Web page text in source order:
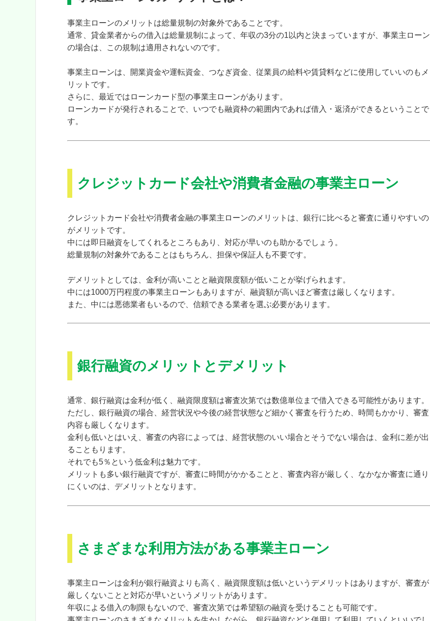
事業主ローンのメリットは総量規制の対象外であることです。
通常、貸金業者からの借入は総量規制によって、年収の3分の1以内と決まっていますが、事業主ローン
の場合は、この規制は適用されないのです。
事業主ローンは、開業資金や運転資金、つなぎ資金、 従業員の給料や賃貸料などに使用していいのもメ
リットです。
さらに、最近ではローンカード型の事業主ローンがあります。
ローンカードが発行されることで、いつでも融資枠の範囲内であれば借入・返済ができるということで
す。
クレジットカード会社や消費者金融の事業主ローン
クレジットカード会社や消費者金融の事業主ローンのメリットは、 銀行に比べると審査に通りやすいの
がメリットです。
中には即日融資をしてくれるところもあり、対応が早いのも助かるでしょう。
総量規制の対象外であることはもちろん、担保や保証人も不要です。
デメリットとしては、金利が高いことと融資限度額が低いことが挙げられます。
中には1000万円程度の事業主ローンもありますが、融資額が高いほど審査は厳しくなります。
また、中には悪徳業者もいるので、信頼できる業者を選ぶ必要があります。
銀行融資のメリットとデメリット
通常、銀行融資は金利が低く、融資限度額は審査次第では数億単位まで借入できる可能性があります。
ただし、銀行融資の場合、経営状況や今後の経営状態など細かく審査を行うため、 時間もかかり、審査
内容も厳しくなります。
金利も低いとはいえ、審査の内容によっては、経営状態のいい場合とそうでない場合は、金利に差が出
ることもります。
それでも5％という低金利は魅力です。
メリットも多い銀行融資ですが、審査に時間がかかることと、審査内容が厳しく、なかなか審査に通り
にくいのは、デメリットとなります。
さまざまな利用方法がある事業主ローン
事業主ローンは金利が銀行融資よりも高く、融資限度額は低いというデメリットはありますが、 審査が
厳しくないことと対応が早いというメリットがあります。
年収による借入の制限もないので、審査次第では希望額の融資を受けることも可能です。